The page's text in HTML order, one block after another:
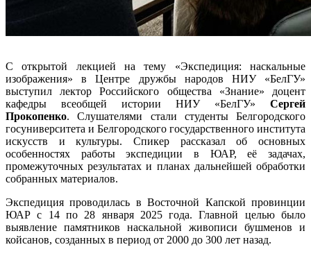
С открытой лекцией на тему «Экспедиция: наскальные
изображения» в Центре дружбы народов НИУ «БелГУ»
выступил лектор Российского общества «Знание» доцент
кафедры всеобщей истории НИУ «БелГУ» Сергей
Прокопенко. Слушателями стали студенты Белгородского
госуниверситета и Белгородского государственного института
искусств и культуры. Спикер рассказал об основных
особенностях работы экспедиции в ЮАР, её задачах,
промежуточных результатах и планах дальнейшей обработки
собранных материалов.
Экспедиция проводилась в Восточной Капской провинции
ЮАР с 14 по 28 января 2025 года. Главной целью было
выявление памятников наскальной живописи бушменов и
койсанов, созданных в период от 2000 до 300 лет назад.